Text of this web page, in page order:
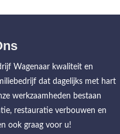
Wagenaar kwaliteit en
dat dagelijks met hart
werkzaamheden bestaan
restauratie verbouwen en
ook graag voor u!